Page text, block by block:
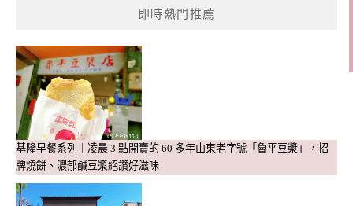
即時熱門推薦
基隆早餐系列｜凌晨 3 點開賣的 60 多年山東老字號「魯平豆漿」，招
牌燒餅、濃郁鹹豆漿絕讚好滋味